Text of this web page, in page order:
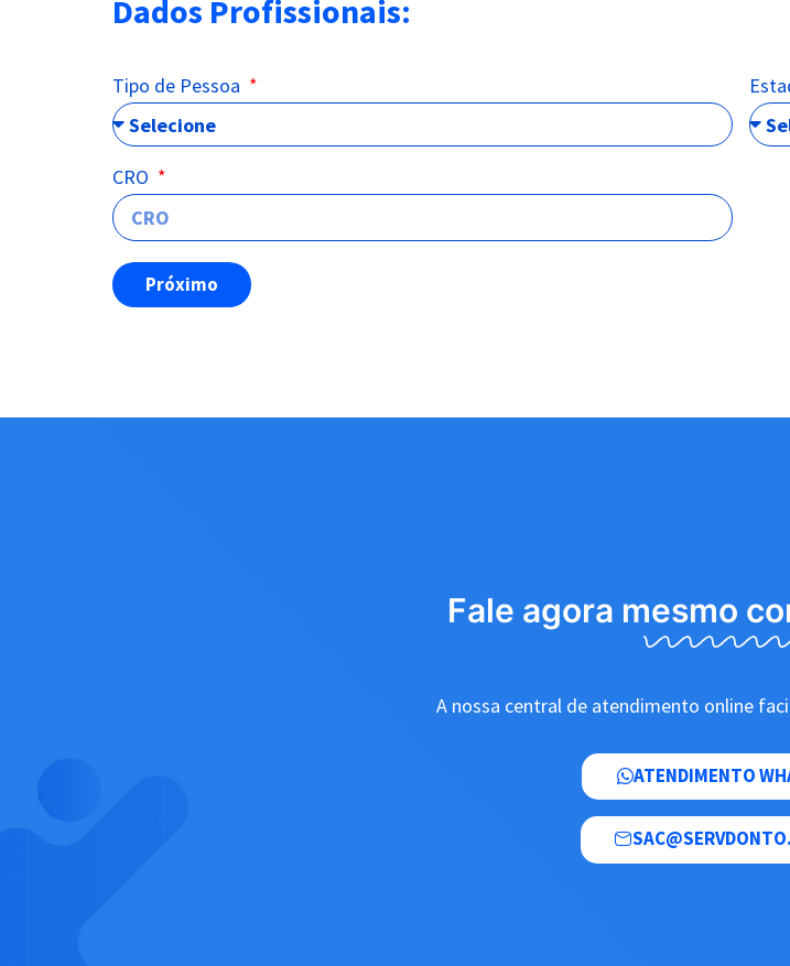
Dados Profissionais:
Tipo de Pessoa
CRO
Próximo
Fale agora mesmo
A nossa central de atendimento online
ATENDIMENTO